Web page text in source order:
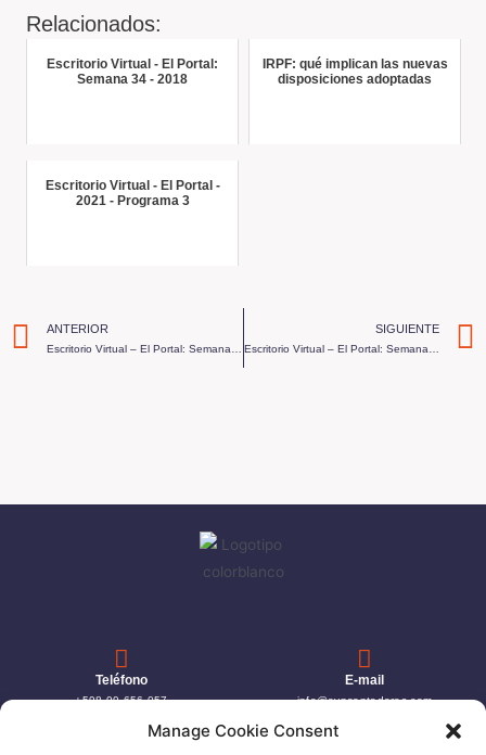
Manage Cookie Consent
Relacionados:
Escritorio Virtual - El Portal:
Semana 34 - 2018
IRPF: qué implican las nuevas
disposiciones adoptadas
Escritorio Virtual - El Portal -
2021 - Programa 3
ANTERIOR SIGUIENTE
Teléfono
+598 99 656 057
E-mail
info@eypcontadores.com